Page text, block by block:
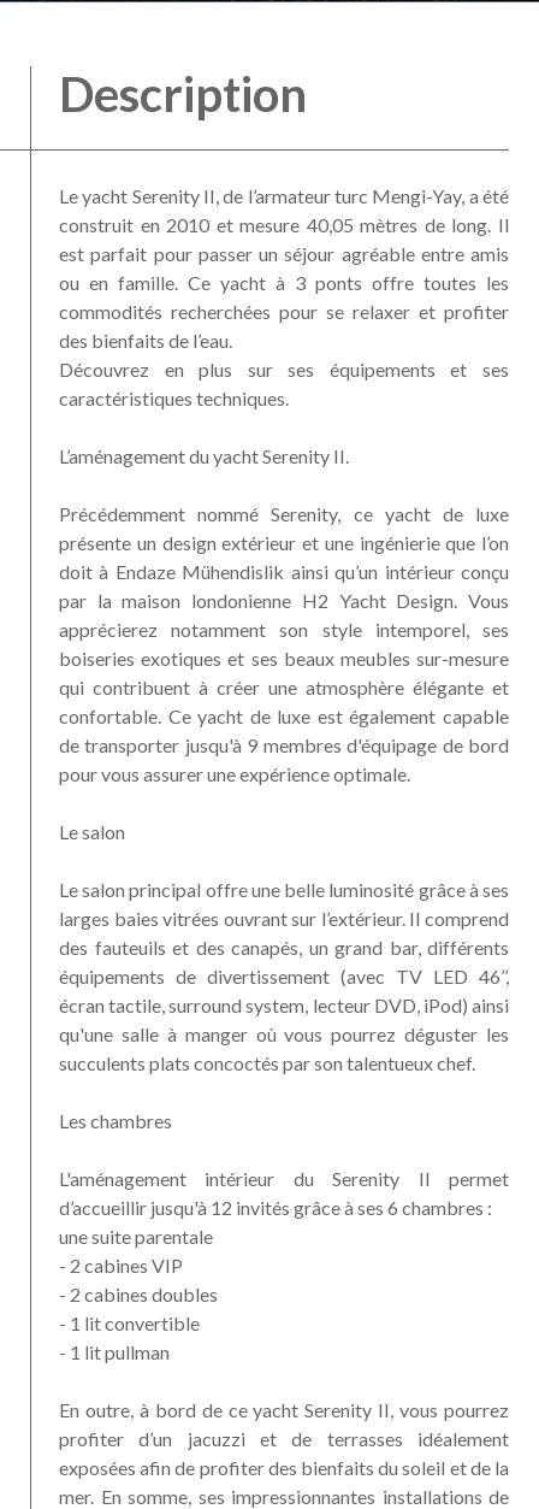
Description
Le yacht Serenity II, de l’armateur turc Mengi-Yay, a été
construit en 2010 et mesure 40,05 mètres de long. Il
est parfait pour passer un séjour agréable entre amis
ou en famille. Ce yacht à 3 ponts offre toutes les
commodités recherchées pour se relaxer et profiter
des bienfaits de l’eau.
Découvrez en plus sur ses équipements et ses
caractéristiques techniques.
L’aménagement du yacht Serenity II.
Précédemment nommé Serenity, ce yacht de luxe
présente un design extérieur et une ingénierie que l’on
doit à Endaze Mühendislik ainsi qu’un intérieur conçu
par la maison londonienne H2 Yacht Design. Vous
apprécierez notamment son style intemporel, ses
boiseries exotiques et ses beaux meubles sur-mesure
qui contribuent à créer une atmosphère élégante et
confortable. Ce yacht de luxe est également capable
de transporter jusqu'à 9 membres d'équipage de bord
pour vous assurer une expérience optimale.
Le salon
Le salon principal offre une belle luminosité grâce à ses
larges baies vitrées ouvrant sur l’extérieur. Il comprend
des fauteuils et des canapés, un grand bar, différents
équipements de divertissement (avec TV LED 46’’,
écran tactile, surround system, lecteur DVD, iPod) ainsi
qu'une salle à manger où vous pourrez déguster les
succulents plats concoctés par son talentueux chef.
Les chambres
L'aménagement intérieur du Serenity II permet
d’accueillir jusqu'à 12 invités grâce à ses 6 chambres :
une suite parentale
- 2 cabines VIP
- 2 cabines doubles
- 1 lit convertible
- 1 lit pullman
En outre, à bord de ce yacht Serenity II, vous pourrez
profiter d’un jacuzzi et de terrasses idéalement
exposées afin de profiter des bienfaits du soleil et de la
mer. En somme, ses impressionnantes installations de